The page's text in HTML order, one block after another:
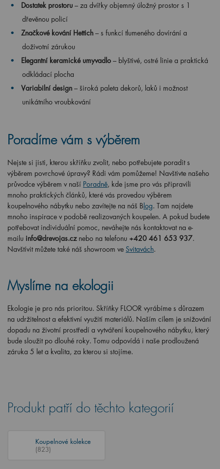
Dostatek prostoru – za dvířky objemný úložný prostor s 1
dřevěnou policí
Značkové kování Hettich – s funkcí tlumeného dovírání a
doživotní zárukou
Elegantní keramické umyvadlo – blyštivé, ostré linie a praktická
odkládací plocha
Variabilní design – široká paleta dekorů, laků i možnost
unikátního vroubkování
Poradíme vám s výběrem
Nejste si jisti, kterou skříňku zvolit, nebo potřebujete poradit s
výběrem povrchové úpravy? Rádi vám pomůžeme! Navštivte našeho
průvodce výběrem v naší Poradně, kde jsme pro vás připravili
mnoho praktických článků, které vás provedou výběrem
koupelnového nábytku nebo zavítejte na náš Blog. Tam najdete
mnoho inspirace v podobě realizovaných koupelen. A pokud budete
potřebovat individuální pomoc, neváhejte nás kontaktovat na e-
mailu info@drevojas.cz nebo na telefonu +420 461 653 937.
Navštívit můžete také náš showroom ve Svitavách.
Myslíme na ekologii
Ekologie je pro nás prioritou. Skříňky FLOOR vyrábíme s důrazem
na udržitelnost a efektivní využití materiálů. Naším cílem je snižování
dopadu na životní prostředí a vytváření koupelnového nábytku, který
bude sloužit po dlouhé roky. Tomu odpovídá i naše prodloužená
záruka 5 let a kvalita, za kterou si stojíme.
Produkt patří do těchto kategorií
Koupelnové kolekce
(823)